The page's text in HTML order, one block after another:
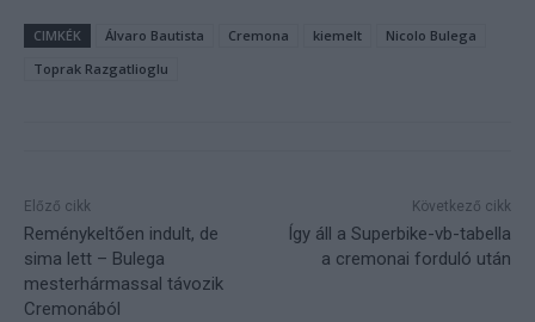
CIMKÉK Álvaro Bautista Cremona kiemelt
Nicolo Bulega
Toprak Razgatlioglu
Előző cikk
Reménykeltően indult, de
sima lett – Bulega
mesterhármassal távozik
Cremonából
Következő cikk
Így áll a Superbike-vb-tabella
a cremonai forduló után